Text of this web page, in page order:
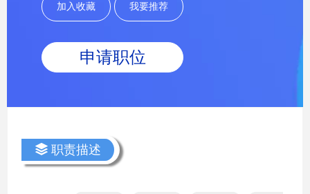
加入收藏 我要推荐
申请职位
职责描述